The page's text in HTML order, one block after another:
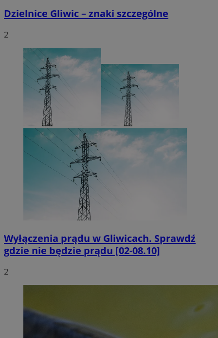
Dzielnice Gliwic – znaki szczególne
2
Wyłączenia prądu w Gliwicach. Sprawdź
gdzie nie będzie prądu [02-08.10]
2